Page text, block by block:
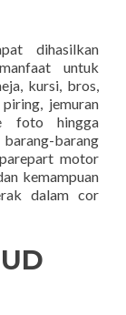
dihasilkan
untuk
kursi, bros,
jemuran
foto hingga
barang
motor
kemampuan
dalam cor